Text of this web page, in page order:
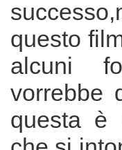
questo
alcuni
vorrebbe
questa è